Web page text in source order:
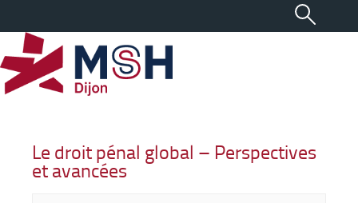
Le droit pénal global – Perspectives
et avancées